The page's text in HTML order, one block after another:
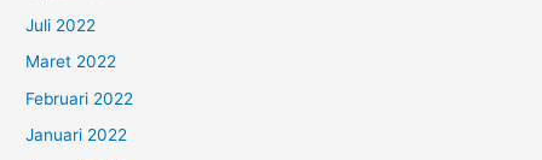
Juli 2022
Maret 2022
Februari 2022
Januari 2022